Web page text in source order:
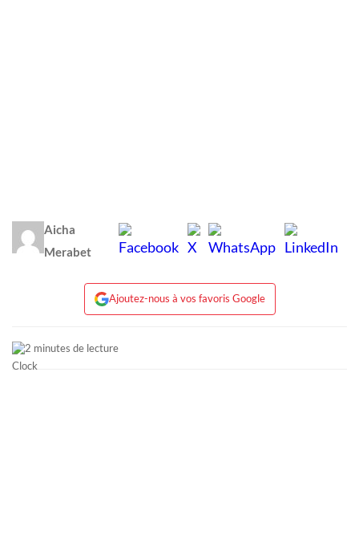
Aicha
Merabet
Ajoutez-nous à vos favoris Google
2 minutes de lecture